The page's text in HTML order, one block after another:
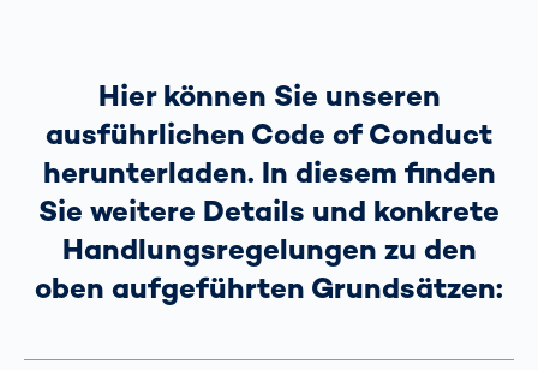
Hier können Sie unseren
ausführlichen Code of Conduct
herunterladen. In diesem finden
Sie weitere Details und konkrete
Handlungsregelungen zu den
oben aufgeführten Grundsätzen: